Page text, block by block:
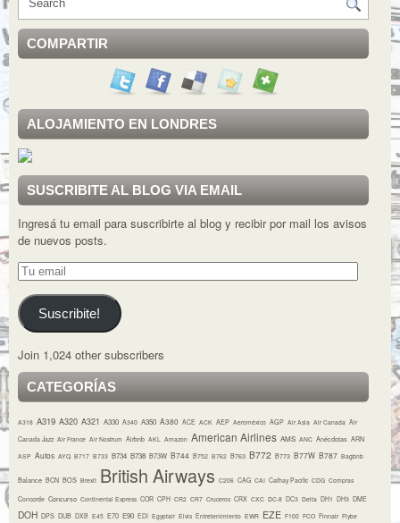
COMPARTIR
ALOJAMIENTO EN LONDRES
SUSCRIBITE AL BLOG VIA EMAIL
Ingresá tu email para suscribirte al blog y recibir por mail los avisos
de nuevos posts.
Tu
email
Suscribite!
Join 1,024 other subscribers
CATEGORÍAS
A318 A319 A320 A321 A330 A340 A350 A380 ACE ACK AEP Aeroméxico AGP Air Asia Air Canada Air
Canada Jazz Air France Air Nostrum Airbnb AKL Amazon American Airlines AMS ANC Anécdotas ARN
ASP Autos AYQ B717 B733 B734 B738 B73W B744 B752 B762 B763 B772 B773 B77W B787 Bagbnb
Balance BCN BOS Brexit British Airways C206 CAG CAI Cathay Pacific CDG Compras
Concorde Concurso Continental Express COR CPH CR2 CR7 Cruceros CRX CXC DC-8 DC3 Delta DH1 DH3 DME
DOH DPS DUB DXB E45 E70 E90 EDI Egyptair Elvis Entretenimiento EWR EZE F100 FCO Finnair Flybe